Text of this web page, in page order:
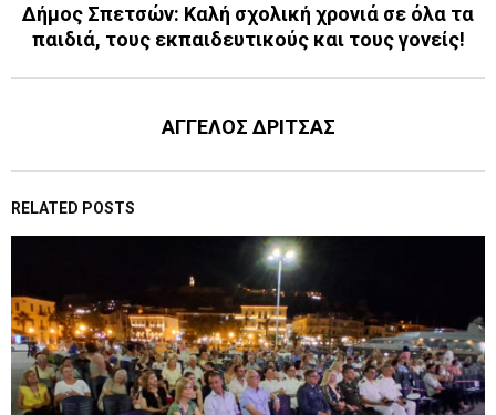
Δήμος Σπετσών: Καλή σχολική χρονιά σε όλα τα
παιδιά, τους εκπαιδευτικούς και τους γονείς!
ΑΓΓΕΛΟΣ ΔΡΙΤΣΑΣ
RELATED POSTS